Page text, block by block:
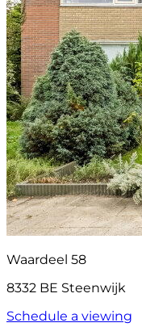
Waardeel 58
8332 BE Steenwijk
Schedule a viewing